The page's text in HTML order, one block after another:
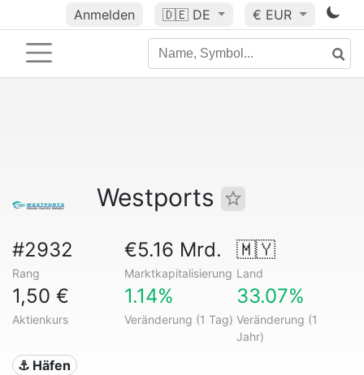
Anmelden 🇩🇪 DE € EUR
Westports
#2932
Rang
€5.16 Mrd.
Marktkapitalisierung
🇲🇾
Land
1,50 €
Aktienkurs
1.14%
Veränderung (1 Tag)
33.07%
Veränderung (1
Jahr)
⚓ Häfen